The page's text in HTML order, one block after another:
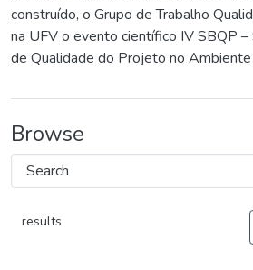
construído, o Grupo de Trabalho
na UFV o evento científico IV SBQP
de Qualidade do Projeto no Ambiente
Browse
results